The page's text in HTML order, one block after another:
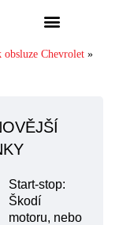
obsluze Chevrolet »
Start-stop:
Škodí
motoru, nebo